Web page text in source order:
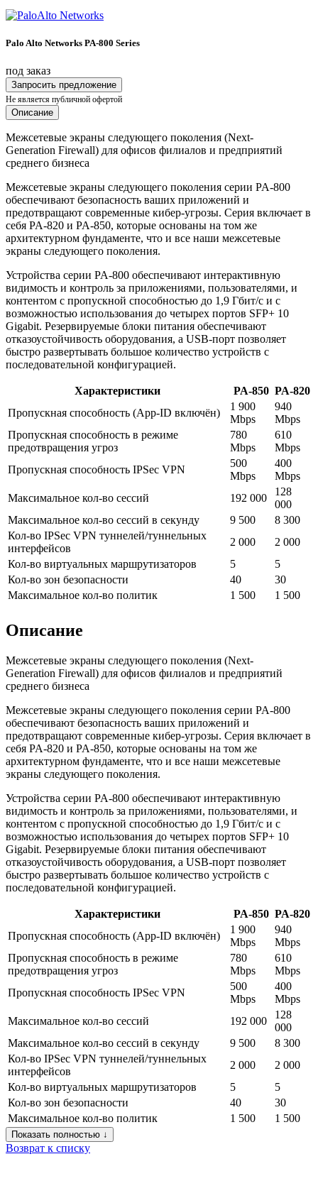
Palo Alto Networks PA-800 Series
под заказ
Запросить предложение
Не является публичной офертой
Описание
Межсетевые экраны следующего поколения (Next-
Generation Firewall) для офисов филиалов и предприятий
среднего бизнеса
Межсетевые экраны следующего поколения серии PA-800
обеспечивают безопасность ваших приложений и
предотвращают современные кибер-угрозы. Серия включает в
себя PA-820 и PA-850, которые основаны на том же
архитектурном фундаменте, что и все наши межсетевые
экраны следующего поколения.
Устройства серии PA-800 обеспечивают интерактивную
видимость и контроль за приложениями, пользователями, и
контентом с пропускной способностью до 1,9 Гбит/с и с
возможностью использования до четырех портов SFP+ 10
Gigabit. Резервируемые блоки питания обеспечивают
отказоустойчивость оборудования, а USB-порт позволяет
быстро развертывать большое количество устройств с
последовательной конфигурацией.
Характеристики PA-850 PA-820
Пропускная способность (App-ID включён)
1 900
Mbps
940
Mbps
Пропускная способность в режиме
предотвращения угроз
780
Mbps
610
Mbps
Пропускная способность IPSec VPN
500
Mbps
400
Mbps
Максимальное кол-во сессий
192 000
128
000
Максимальное кол-во сессий в секунду
9 500
8 300
Кол-во IPSec VPN туннелей/туннельных
интерфейсов
2 000
2 000
Кол-во виртуальных маршрутизаторов
5
5
Кол-во зон безопасности
40
30
Максимальное кол-во политик
1 500 1 500
Описание
Межсетевые экраны следующего поколения (Next-
Generation Firewall) для офисов филиалов и предприятий
среднего бизнеса
Межсетевые экраны следующего поколения серии PA-800
обеспечивают безопасность ваших приложений и
предотвращают современные кибер-угрозы. Серия включает в
себя PA-820 и PA-850, которые основаны на том же
архитектурном фундаменте, что и все наши межсетевые
экраны следующего поколения.
Устройства серии PA-800 обеспечивают интерактивную
видимость и контроль за приложениями, пользователями, и
контентом с пропускной способностью до 1,9 Гбит/с и с
возможностью использования до четырех портов SFP+ 10
Gigabit. Резервируемые блоки питания обеспечивают
отказоустойчивость оборудования, а USB-порт позволяет
быстро развертывать большое количество устройств с
последовательной конфигурацией.
Характеристики PA-850 PA-820
Пропускная способность (App-ID включён)
1 900
Mbps
940
Mbps
Пропускная способность в режиме
предотвращения угроз
780
Mbps
610
Mbps
Пропускная способность IPSec VPN
500
Mbps
400
Mbps
Максимальное кол-во сессий
192 000
128
000
Максимальное кол-во сессий в секунду
9 500
8 300
Кол-во IPSec VPN туннелей/туннельных
интерфейсов
2 000
2 000
Кол-во виртуальных маршрутизаторов
5
5
Кол-во зон безопасности
40
30
Максимальное кол-во политик
1 500 1 500
Показать полностью ↓
Возврат к списку